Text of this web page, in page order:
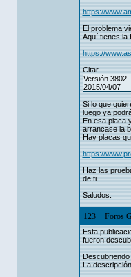
https://
El problema
Aquí tienes la
https://
Citar
Versión 3802
2015/04/07
Si lo que
luego ya
En esa placa
arrancase la
Hay placas
https://
Haz las
de ti.
Saludos.
123 Foros
Esta
fueron
Descubriendo
La